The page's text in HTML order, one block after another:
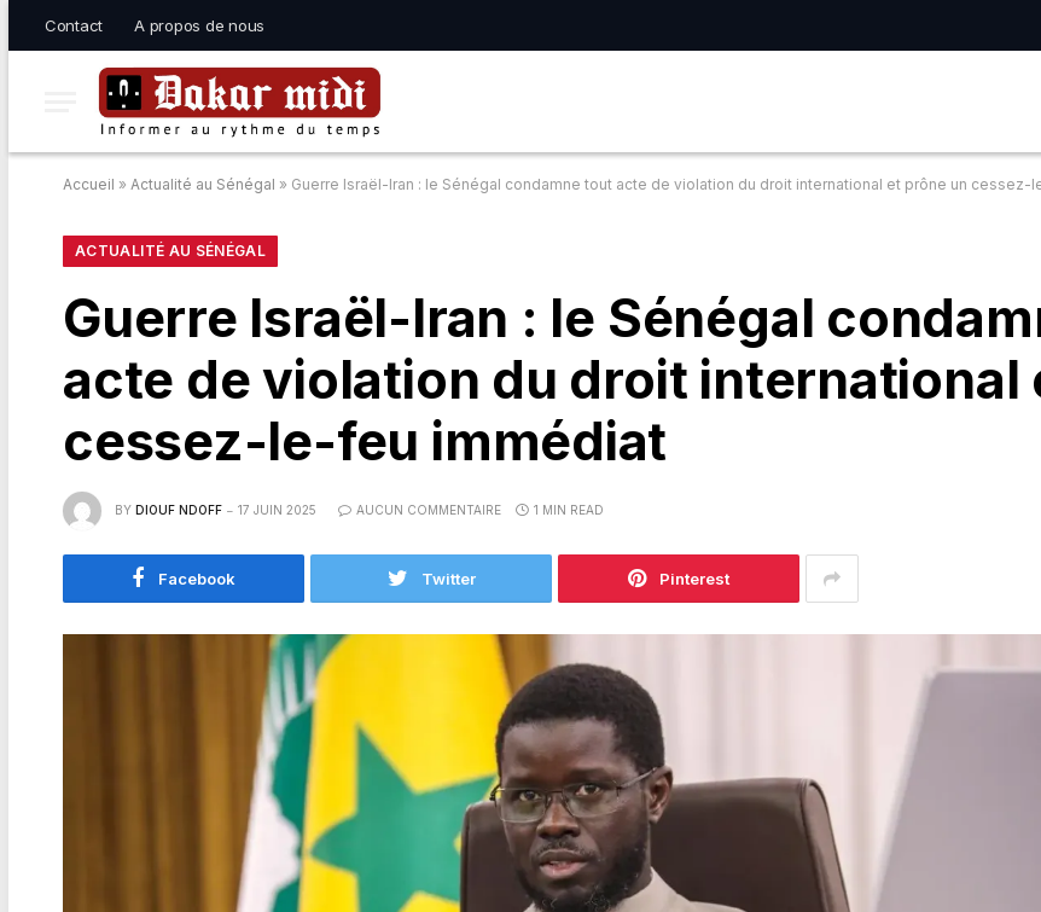
Contact A propos de nous
Accueil » Actualité au Sénégal » Guerre Israël-Iran : le Sénégal condamne tout acte de violation du droit international et prône un
ACTUALITÉ AU SÉNÉGAL
Guerre Israël-Iran : le Sénégal
acte de violation du droit international
cessez-le-feu immédiat
BY DIOUF NDOFF 17 JUIN 2025 AUCUN COMMENTAIRE 1 MIN READ
Facebook Twitter Pinterest